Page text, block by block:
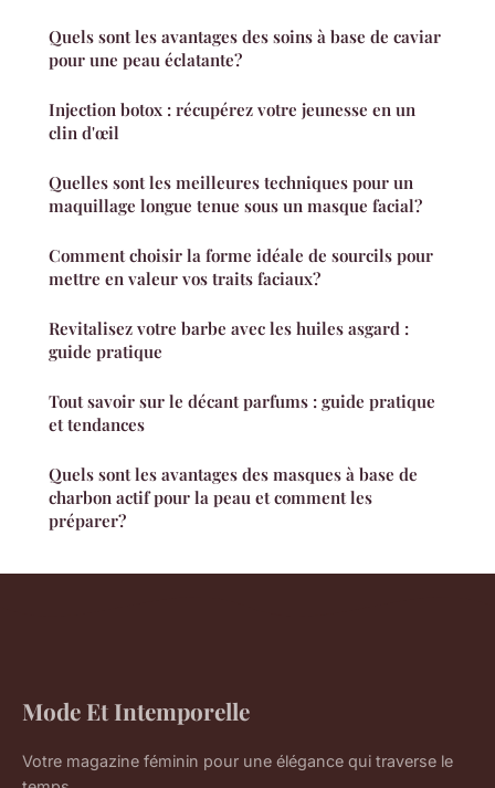
Quels sont les avantages des soins à base de caviar
pour une peau éclatante?
Injection botox : récupérez votre jeunesse en un
clin d'œil
Quelles sont les meilleures techniques pour un
maquillage longue tenue sous un masque facial?
Comment choisir la forme idéale de sourcils pour
mettre en valeur vos traits faciaux?
Revitalisez votre barbe avec les huiles asgard :
guide pratique
Tout savoir sur le décant parfums : guide pratique
et tendances
Quels sont les avantages des masques à base de
charbon actif pour la peau et comment les
préparer?
Mode Et Intemporelle
Votre magazine féminin pour une élégance qui traverse le